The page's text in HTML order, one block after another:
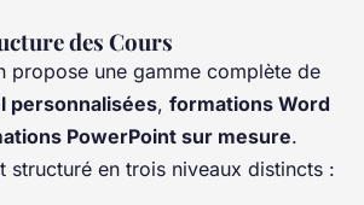
des Cours
propose une gamme complète de
personnalisées, formations Word
PowerPoint sur mesure.
structuré en trois niveaux distincts :